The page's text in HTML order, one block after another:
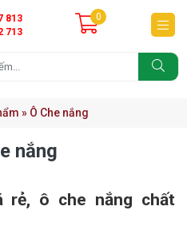
0
813
713
» Ô Che nắng
nắng
rẻ, ô che nắng chất